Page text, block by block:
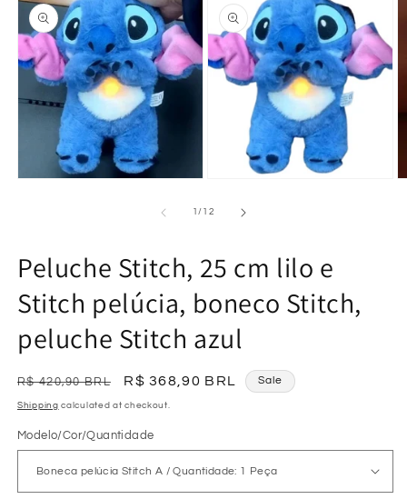
product
information
2
1/ of
12
Peluche Stitch, 25 cm lilo e
Stitch pelúcia, boneco Stitch,
peluche Stitch azul
Regular
price
R$ 420,90 BRL
Sale
price
R$ 368,90 BRL Sale
Shipping calculated at checkout.
Modelo/Cor/Quantidade